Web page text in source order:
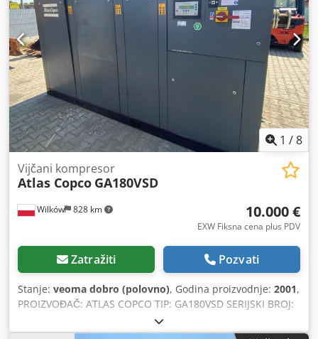
1 /8
Wilków 828 km
Vijčani kompresor
Atlas Copco GA180VSD
10.000 €
EXW Fiksna cena plus PDV
Zatražiti Pozvati
Stanje: veoma dobro (polovno), Godina proizvodnje: 2001,
PROIZVOĐAČ: ATLAS COPCO TIP: GA180VSD SERIJSKI BROJ:
AIF072891 GODINA: 2001 SNAGA (kW): 181 KAPACITET
(m3/min): PRITISAK (bar): 12.50 RADNO VREME